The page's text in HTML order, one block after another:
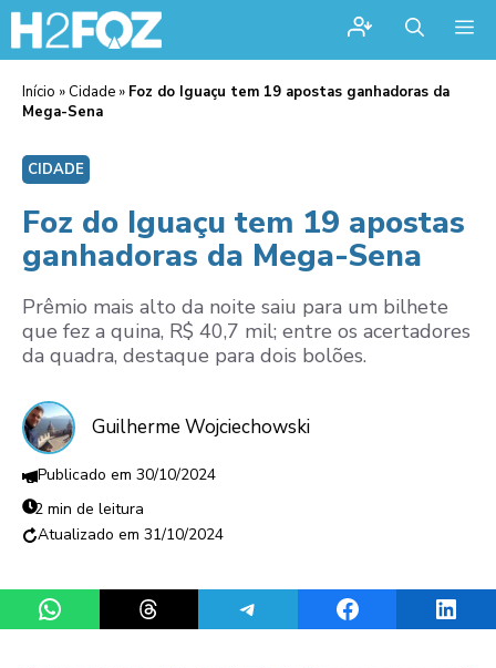
Início » Cidade » Foz do Iguaçu tem 19 apostas ganhadoras da
Mega-Sena
CIDADE
Foz do Iguaçu tem 19 apostas
ganhadoras da Mega-Sena
Prêmio mais alto da noite saiu para um bilhete
que fez a quina, R$ 40,7 mil; entre os acertadores
da quadra, destaque para dois bolões.
Guilherme Wojciechowski
30/10/2024
2 min de leitura
31/10/2024
Share on WhatsAppShare on ThreadsShare on TelegramShare on Facebook